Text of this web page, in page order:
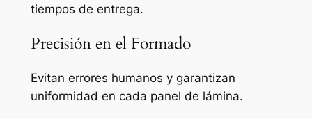
tiempos de entrega.
Precisión en el Formado
Evitan errores humanos y garantizan
uniformidad en cada panel de lámina.